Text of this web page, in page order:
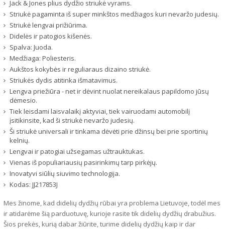
Jack & Jones plius dydžio striukė vyrams.
Striukė pagaminta iš super minkštos medžiagos kuri nevaržo judesių.
Striukė lengvai prižiūrima.
Didelės ir patogios kišenės.
Spalva: Juoda.
Medžiaga: Poliesteris.
Aukštos kokybės ir reguliaraus dizaino striukė.
Striukės dydis atitinka išmatavimus.
Lengva priežiūra - net ir dėvint nuolat nereikalaus papildomo jūsų
dėmesio.
Tiek leisdami laisvalaikį aktyviai, tiek vairuodami automobilį
įsitikinsite, kad ši striukė nevaržo judesių.
Ši striukė universali ir tinkama dėvėti prie džinsų bei prie sportinių
kelnių.
Lengvai ir patogiai užsegamas užtrauktukas.
Vienas iš populiariausių pasirinkimų tarp pirkėjų.
Inovatyvi siūlių siuvimo technologija.
Kodas: JJ217853J
Mes žinome, kad didelių dydžių rūbai yra problema Lietuvoje, todėl mes
ir atidarėme šią parduotuvę, kurioje rasite tik didelių dydžių drabužius.
Šios prekės, kurią dabar žiūrite, turime didelių dydžių kaip ir dar